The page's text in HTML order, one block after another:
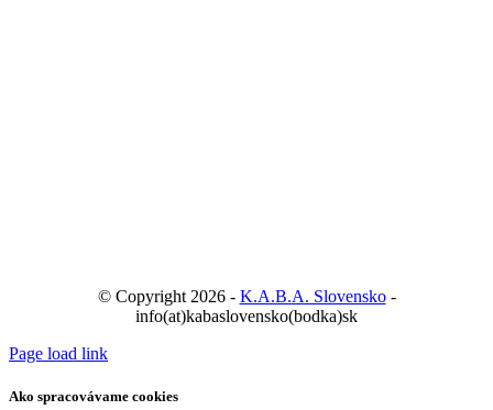
© Copyright 2026 - K.A.B.A. Slovensko-
info(at)kabaslovensko(bodka)sk
Page load link
Ako spracovávame cookies